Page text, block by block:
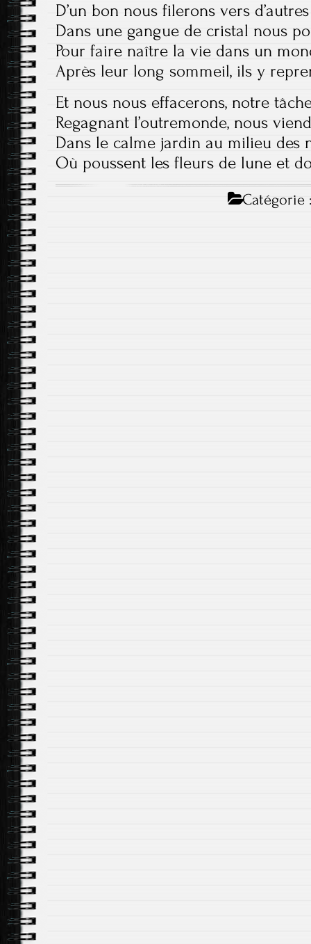
D’un bon nous filerons vers
Dans une gangue de cristal nous
Pour faire naître la vie dans un
Après leur long sommeil, ils y
Et nous nous effacerons, notre
Regagnant l’outremonde, nous
Dans le calme jardin au milieu des
Où poussent les fleurs de lune et
Catégorie